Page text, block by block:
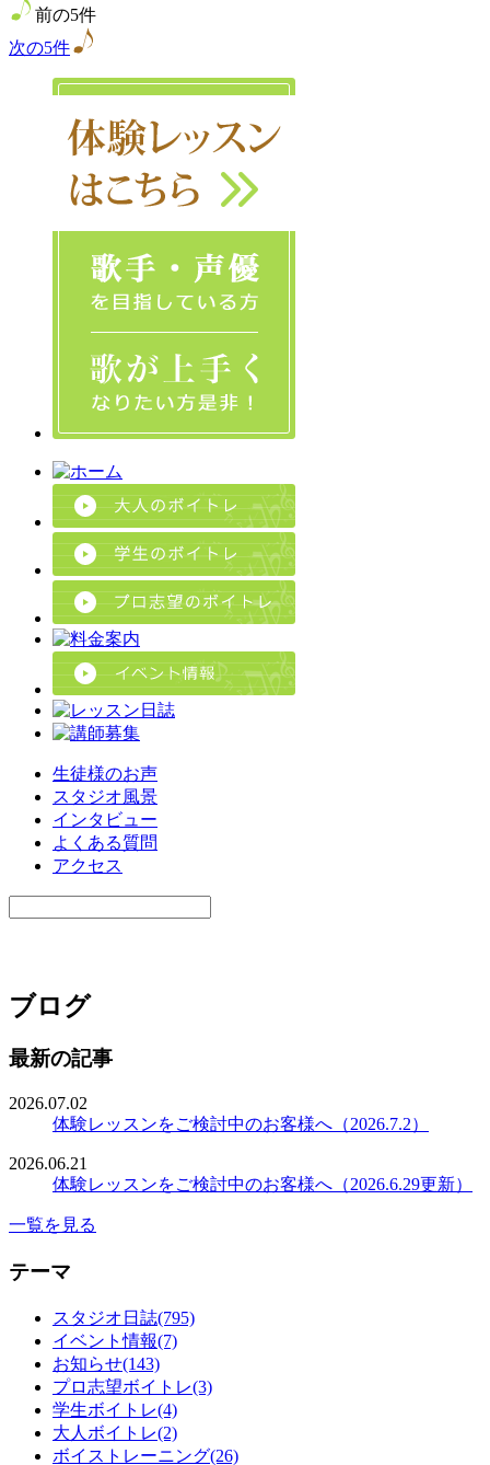
前の5件
次の5件
生徒様のお声
スタジオ風景
インタビュー
よくある質問
アクセス
ブログ
最新の記事
2026.07.02
体験レッスンをご検討中のお客様へ（2026.7.2）
2026.06.21
体験レッスンをご検討中のお客様へ（2026.6.29更新）
一覧を見る
テーマ
スタジオ日誌(795)
イベント情報(7)
お知らせ(143)
プロ志望ボイトレ(3)
学生ボイトレ(4)
大人ボイトレ(2)
ボイストレーニング(26)